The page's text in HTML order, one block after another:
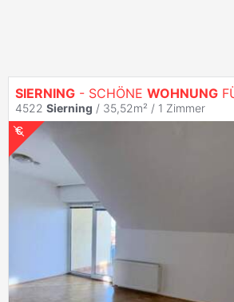
SIERNING - SCHÖNE WOHNUNG
4522 Sierning / 35,52m² / 1 Zimmer